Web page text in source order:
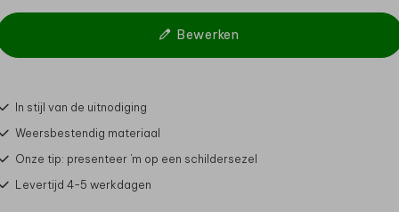
Bewerken
In stijl van de uitnodiging
Weersbestendig materiaal
Onze tip: presenteer 'm op een schildersezel
Levertijd 4-5 werkdagen